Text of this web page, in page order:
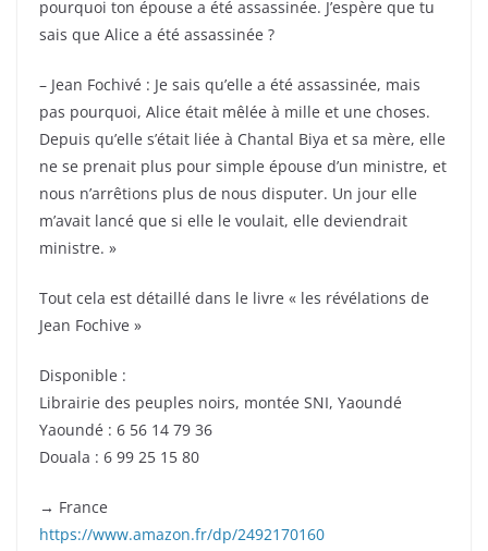
pourquoi ton épouse a été assassinée. J’espère que tu
sais que Alice a été assassinée ?
– Jean Fochivé : Je sais qu’elle a été assassinée, mais
pas pourquoi, Alice était mêlée à mille et une choses.
Depuis qu’elle s’était liée à Chantal Biya et sa mère, elle
ne se prenait plus pour simple épouse d’un ministre, et
nous n’arrêtions plus de nous disputer. Un jour elle
m’avait lancé que si elle le voulait, elle deviendrait
ministre. »
Tout cela est détaillé dans le livre « les révélations de
Jean Fochive »
Disponible :
Librairie des peuples noirs, montée SNI, Yaoundé
Yaoundé : 6 56 14 79 36
Douala : 6 99 25 15 80
→ France
https://www.amazon.fr/dp/2492170160